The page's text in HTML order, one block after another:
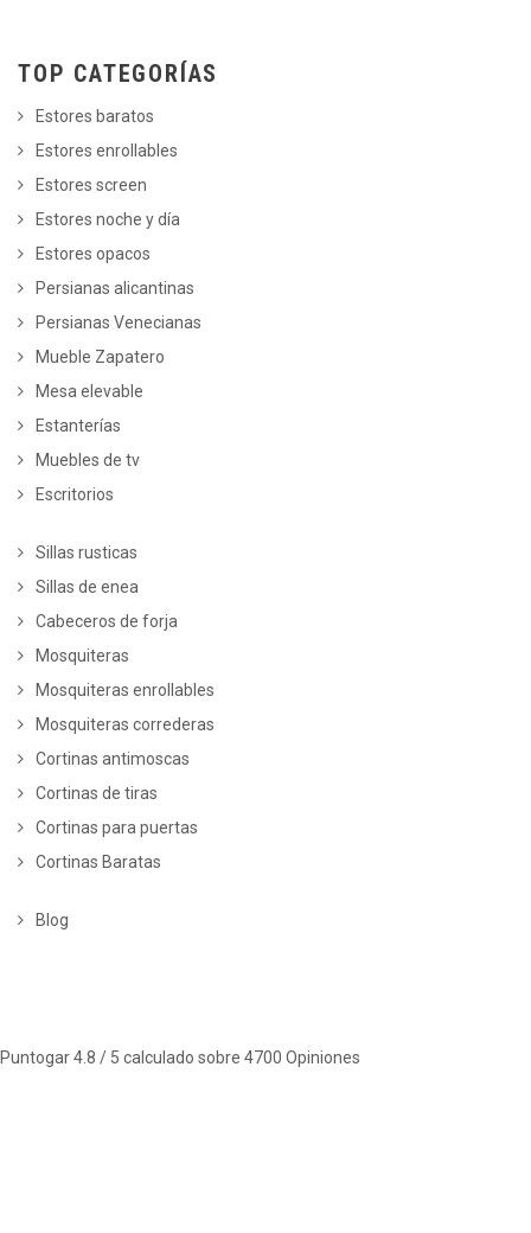
TOP CATEGORÍAS
Estores baratos
Estores enrollables
Estores screen
Estores noche y día
Estores opacos
Persianas alicantinas
Persianas Venecianas
Mueble Zapatero
Mesa elevable
Estanterías
Muebles de tv
Escritorios
Sillas rusticas
Sillas de enea
Cabeceros de forja
Mosquiteras
Mosquiteras enrollables
Mosquiteras correderas
Cortinas antimoscas
Cortinas de tiras
Cortinas para puertas
Cortinas Baratas
Blog
Puntogar4.8 / 5 calculado sobre 4700 Opiniones